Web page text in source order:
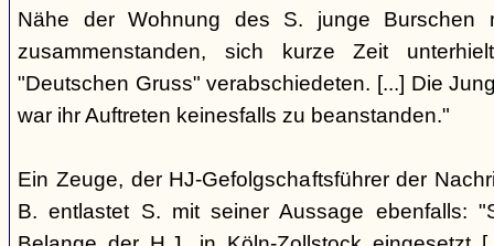
Nähe der Wohnung des S. junge Burschen
zusammenstanden, sich kurze Zeit
"Deutschen Gruss" verabschiedeten. [...] Die
war ihr Auftreten keinesfalls zu beanstanden."
Ein Zeuge, der HJ-Gefolgschaftsführer der
B. entlastet S. mit seiner Aussage ebenfalls: